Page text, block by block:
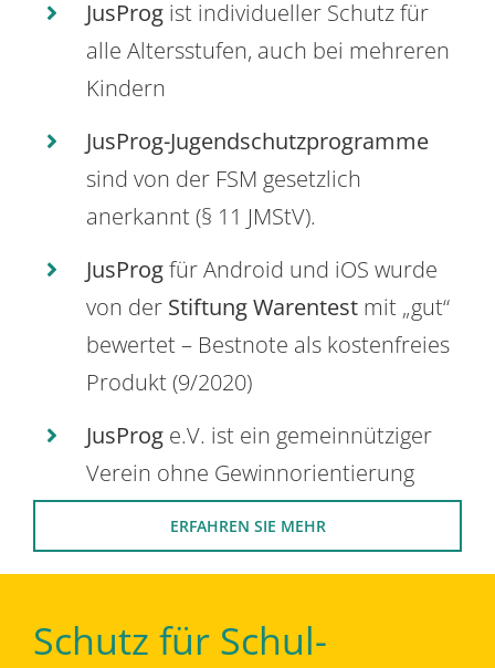
JusProg ist individueller Schutz für
alle Altersstufen, auch bei mehreren
Kindern
JusProg-Jugendschutzprogramme
sind von der FSM gesetzlich
anerkannt (§ 11 JMStV).
JusProgfür Android und iOS wurde
von der Stiftung Warentest mit „gut“
bewertet – Bestnote als kostenfreies
Produkt (9/2020)
JusProg e.V. ist ein gemeinnütziger
Verein ohne Gewinnorientierung
ERFAHREN SIE MEHR
Schutz für Schul-